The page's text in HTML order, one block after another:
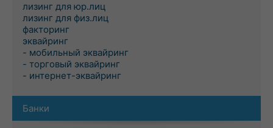
лизинг для юр.лиц
лизинг для физ.лиц
факторинг
эквайринг
- мобильный эквайринг
- торговый эквайринг
- интернет-эквайринг
Банки